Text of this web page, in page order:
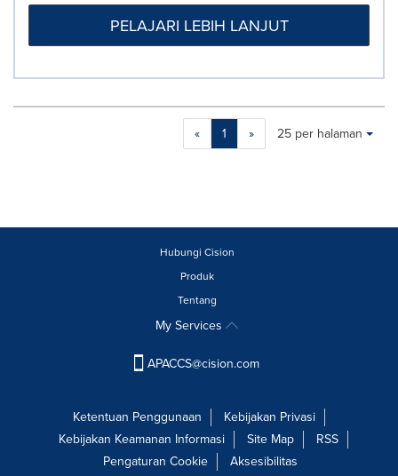
PELAJARI LEBIH LANJUT
« 1 »
Making
a
will
will
as
each
Items per page:
25 per halaman
Hubungi Cision
Produk
Tentang
My Services
APACCS@cision.com
Ketentuan Penggunaan
Kebijakan Privasi
Kebijakan Keamanan Informasi
Site Map
RSS
Pengaturan Cookie
Aksesibilitas